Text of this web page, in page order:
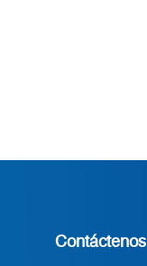
Contáctenos